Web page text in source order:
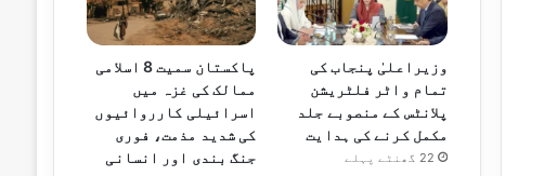
وزیراعلیٰ پنجاب کی
تمام واٹر فلٹریشن
پلانٹس کے منصوبے جلد
مکمل کرنے کی ہدایت
22 گھنٹے پہلے
پاکستان سمیت 8 اسلامی
ممالک کی غزہ میں
اسرائیلی کارروائیوں
کی شدید مذمت، فوری
جنگ بندی اور انسانی